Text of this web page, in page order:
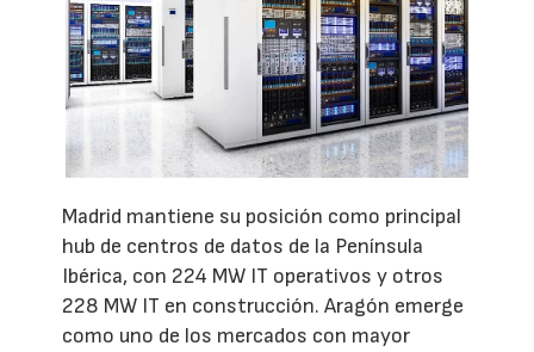
Madrid mantiene su posición como principal
hub de centros de datos de la Península
Ibérica, con 224 MW IT operativos y otros
228 MW IT en construcción. Aragón emerge
como uno de los mercados con mayor